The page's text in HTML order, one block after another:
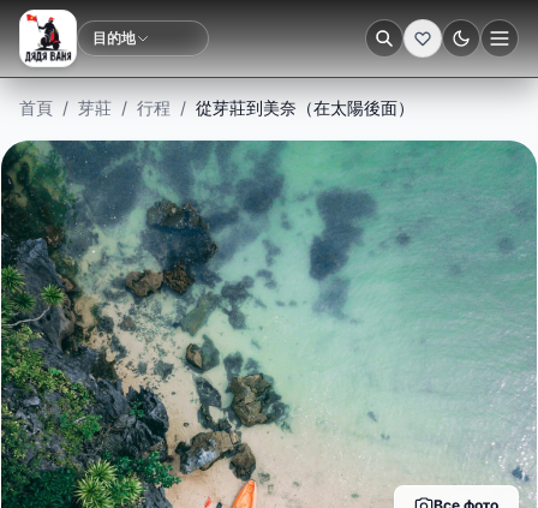
目的地
深色
首頁 / 芽莊 / 行程 / 從芽莊到美奈（在太陽後面）